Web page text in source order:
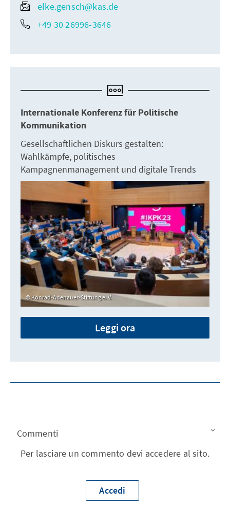
elke.gensch@kas.de
+49 30 26996-3646
Internationale Konferenz für Politische
Kommunikation
Gesellschaftlichen Diskurs gestalten:
Wahlkämpfe, politisches
Kampagnenmanagement und digitale Trends
Konrad-Adenauer-Stiftung e. V.
Leggi ora
Commenti
Per lasciare un commento devi accedere al sito.
Accedi